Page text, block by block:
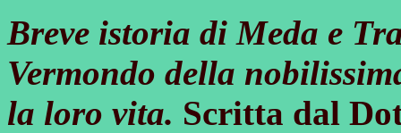
Breve istoria di Meda e
Vermondo della
la loro vita. Scritta dal